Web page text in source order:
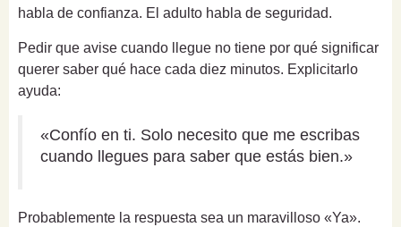
habla de confianza. El adulto habla de seguridad.
Pedir que avise cuando llegue no tiene por qué significar
querer saber qué hace cada diez minutos. Explicitarlo
ayuda:
«Confío en ti. Solo necesito que me escribas
cuando llegues para saber que estás bien.»
Probablemente la respuesta sea un maravilloso «Ya».